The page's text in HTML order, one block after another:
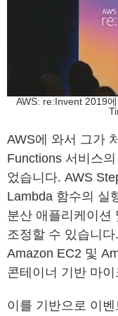
AWS: re:Invent 2019
AWS에 와서 그가
Functions 서비스
었습니다. AWS
Lambda 함수의 실
분산 애플리케이션
조정할 수 있습니
Amazon EC2 및
콘테이너 기반 마
이를 기반으로 이